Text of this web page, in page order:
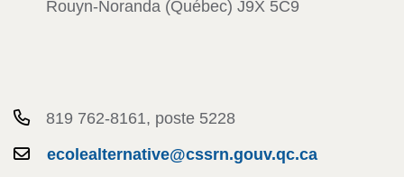
Rouyn-Noranda (Québec) J9X 5C9
819 762-8161, poste 5228
ecolealternative@cssrn.gouv.qc.ca